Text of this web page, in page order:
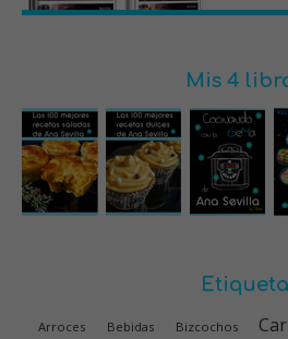
Mis 4
Arroces Bebidas Bizcochos